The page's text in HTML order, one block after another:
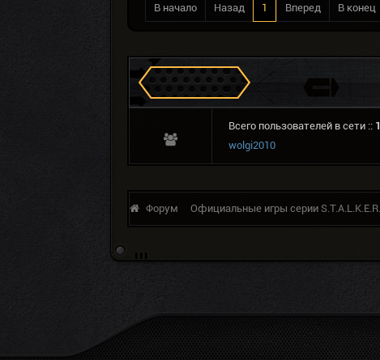
В начало Назад 1 Вперед В конец
Сталкеров в Зоне
Всего пользователей в сети :: 1
wolgi2010
Форум Официальные игры серии S.T.A.L.K.E.R.